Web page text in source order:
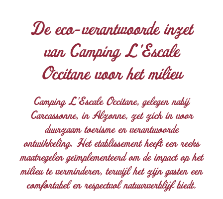
De eco-verantwoorde inzet
van Camping L'Escale
Occitane voor het milieu
Camping L'Escale Occitane, gelegen nabij
Carcassonne, in Alzonne, zet zich in voor
duurzaam toerisme en verantwoorde
ontwikkeling. Het etablissement heeft een reeks
maatregelen geïmplementeerd om de impact op het
milieu te verminderen, terwijl het zijn gasten een
comfortabel en respectvol natuurverblijf biedt.